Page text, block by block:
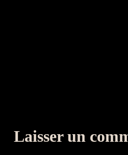
Laisser un